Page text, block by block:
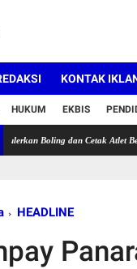
KONTAK
HUKUM EKBIS
dan Cetak Atlet Berprestasi
HEADLINE